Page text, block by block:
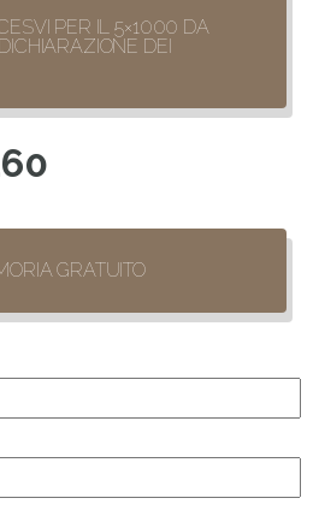
PER IL 5×1000 DA
DEI
GRATUITO